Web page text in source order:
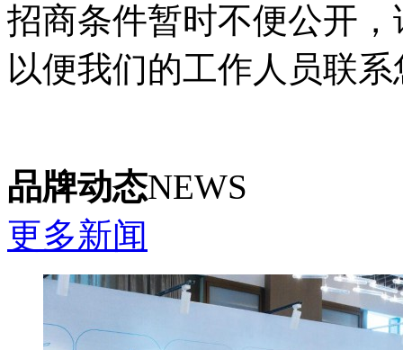
招商条件暂时不便公开
以便我们的工作人员联
品牌动态NEWS
更多新闻